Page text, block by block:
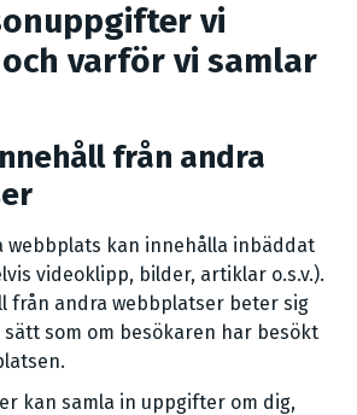
vi
varför vi samlar
från andra
webbplats kan innehålla inbäddat
videoklipp, bilder, artiklar o.s.v.).
från andra webbplatser beter sig
sätt som om besökaren har besökt
kan samla in uppgifter om dig,